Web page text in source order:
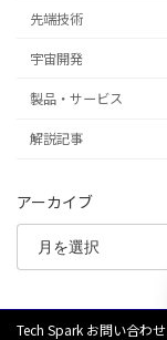
先端技術
宇宙開発
製品・サービス
解説記事
アーカイブ
Tech Spark お問い合わせ